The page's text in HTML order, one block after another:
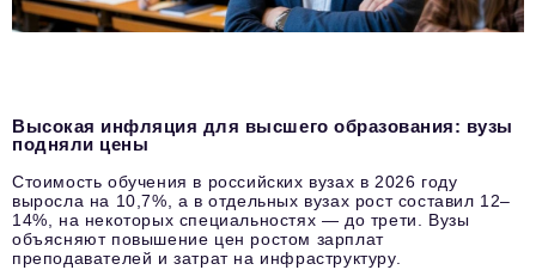
Высокая инфляция для высшего образования: вузы
подняли цены
Стоимость обучения в российских вузах в 2026 году
выросла на 10,7%, а в отдельных вузах рост составил 12–
14%, на некоторых специальностях — до трети. Вузы
объясняют повышение цен ростом зарплат
преподавателей и затрат на инфраструктуру.